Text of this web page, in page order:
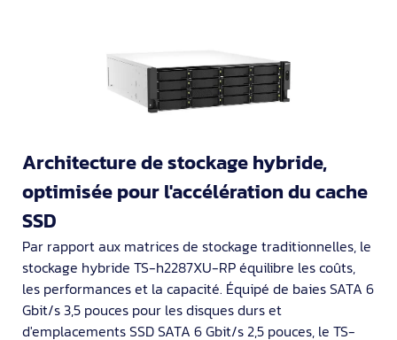
Architecture de stockage hybride,
optimisée pour l'accélération du cache
SSD
Par rapport aux matrices de stockage traditionnelles, le
stockage hybride TS-h2287XU-RP équilibre les coûts,
les performances et la capacité. Équipé de baies SATA 6
Gbit/s 3,5 pouces pour les disques durs et
d'emplacements SSD SATA 6 Gbit/s 2,5 pouces, le TS-